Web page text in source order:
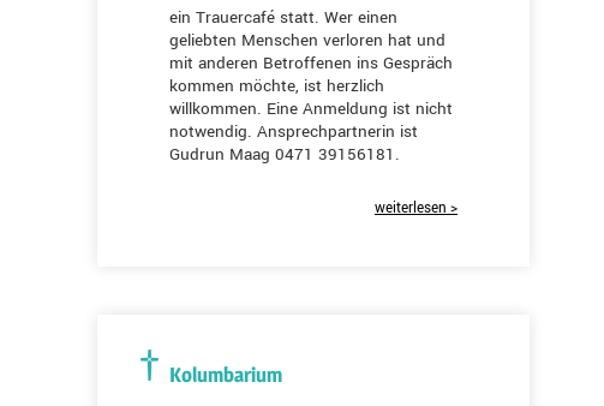
ein Trauercafé statt. Wer einen
geliebten Menschen verloren hat und
mit anderen Betroffenen ins Gespräch
kommen möchte, ist herzlich
willkommen. Eine Anmeldung ist nicht
notwendig. Ansprechpartnerin ist
Gudrun Maag 0471 39156181.
weiterlesen >
Kolumbarium